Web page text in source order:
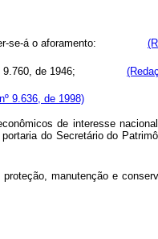
se-á o aforamento:
9.760, de 1946;
9.636, de 1998)
de interesse
portaria do Secretário
proteção,